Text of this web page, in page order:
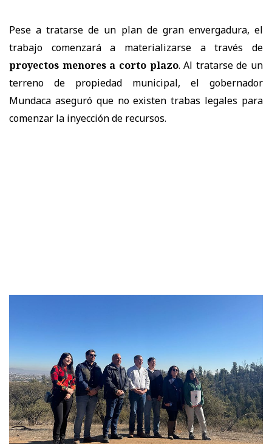
Pese a tratarse de un plan de gran envergadura, el
trabajo comenzará a materializarse a través de
proyectos menores a corto plazo. Al tratarse de un
terreno de propiedad municipal, el gobernador
Mundaca aseguró que no existen trabas legales para
comenzar la inyección de recursos.